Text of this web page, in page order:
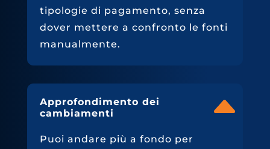
tipologie di pagamento, senza
dover mettere a confronto le fonti
manualmente.
Approfondimento dei
cambiamenti
Puoi andare più a fondo per